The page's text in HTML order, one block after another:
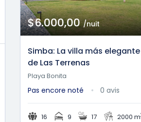
$6.000,00/nuit
Simba: La villa más elegante
de Las Terrenas
Playa Bonita
Pas encore noté 0 avis
16 9 17 2000 m